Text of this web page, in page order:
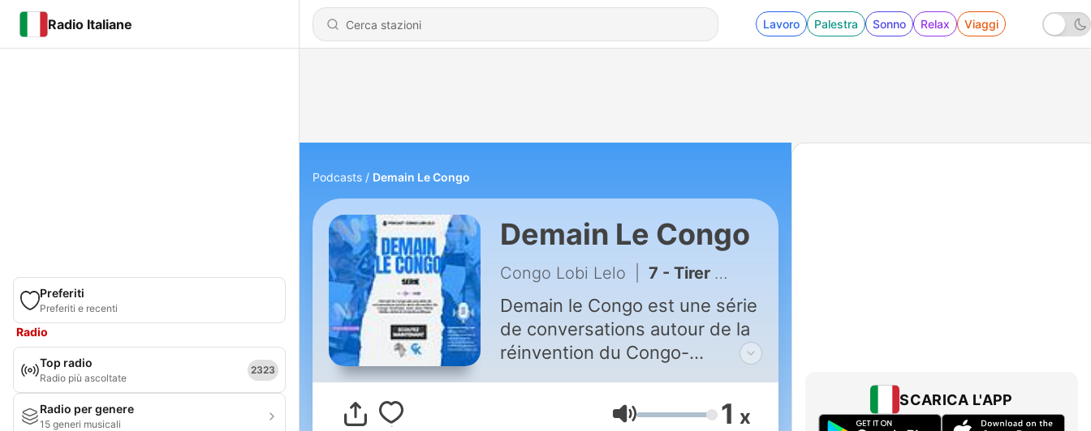
Radio Italiane Lavoro Palestra Sonno Relax Viaggi
Preferiti
Preferiti e recenti
Radio
Top radio
Radio più ascoltate
2323
Radio per genere
15 generi musicali
Podcasts Demain Le Congo
Demain Le Congo
Congo Lobi Lelo 7 - Tirer les leçons de l'histoire
Demain le Congo est une série
de conversations autour de la
réinvention du Congo-
Mbelu, abbé et analyste
Volume 1 x
SCARICA L'APP